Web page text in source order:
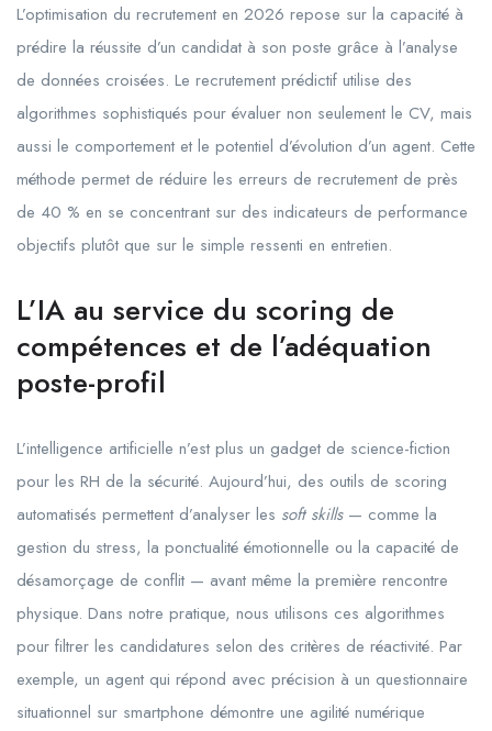
L’optimisation du recrutement en 2026 repose sur la capacité à
prédire la réussite d’un candidat à son poste grâce à l’analyse
de données croisées. Le recrutement prédictif utilise des
algorithmes sophistiqués pour évaluer non seulement le CV, mais
aussi le comportement et le potentiel d’évolution d’un agent. Cette
méthode permet de réduire les erreurs de recrutement de près
de 40 % en se concentrant sur des indicateurs de performance
objectifs plutôt que sur le simple ressenti en entretien.
L’IA au service du scoring de
compétences et de l’adéquation
poste-profil
L’intelligence artificielle n’est plus un gadget de science-fiction
pour les RH de la sécurité. Aujourd’hui, des outils de scoring
automatisés permettent d’analyser les soft skills— comme la
gestion du stress, la ponctualité émotionnelle ou la capacité de
désamorçage de conflit — avant même la première rencontre
physique. Dans notre pratique, nous utilisons ces algorithmes
pour filtrer les candidatures selon des critères de réactivité. Par
exemple, un agent qui répond avec précision à un questionnaire
situationnel sur smartphone démontre une agilité numérique